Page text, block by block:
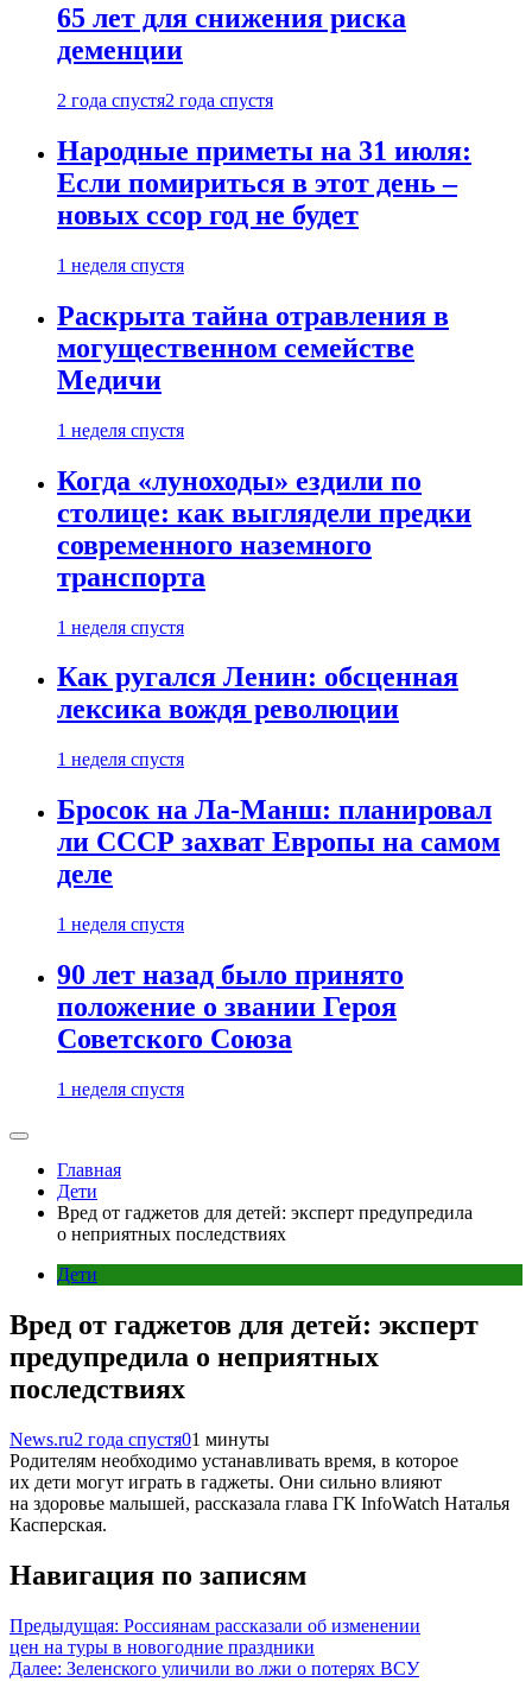
65 лет для снижения риска
деменции
2 года спустя2 года спустя
Народные приметы на 31 июля:
Если помириться в этот день –
новых ссор год не будет
1 неделя спустя
Раскрыта тайна отравления в
могущественном семействе
Медичи
1 неделя спустя
Когда «луноходы» ездили по
столице: как выглядели предки
современного наземного
транспорта
1 неделя спустя
Как ругался Ленин: обсценная
лексика вождя революции
1 неделя спустя
Бросок на Ла-Манш: планировал
ли СССР захват Европы на самом
деле
1 неделя спустя
90 лет назад было принято
положение о звании Героя
Советского Союза
1 неделя спустя
Главная
Дети
Вред от гаджетов для детей: эксперт предупредила
о неприятных последствиях
Дети
Вред от гаджетов для детей: эксперт
предупредила о неприятных
последствиях
News.ru2 года спустя01 минуты
Родителям необходимо устанавливать время, в которое
их дети могут играть в гаджеты. Они сильно влияют
на здоровье малышей, рассказала глава ГК InfoWatch Наталья
Касперская.
Навигация по записям
Предыдущая: Россиянам рассказали об изменении
цен на туры в новогодние праздники
Далее: Зеленского уличили во лжи о потерях ВСУ